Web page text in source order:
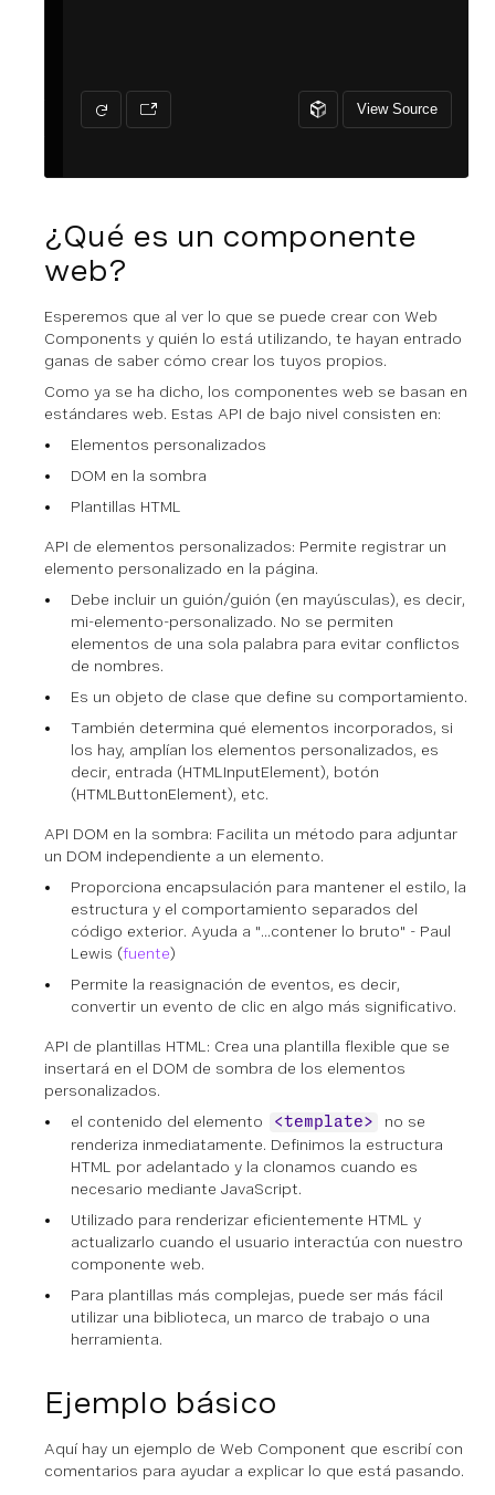
¿Qué es un componente
web?
Esperemos que al ver lo que se puede crear con Web
Components y quién lo está utilizando, te hayan entrado
ganas de saber cómo crear los tuyos propios.
Como ya se ha dicho, los componentes web se basan en
estándares web. Estas API de bajo nivel consisten en:
Elementos personalizados
DOM en la sombra
Plantillas HTML
API de elementos personalizados: Permite registrar un
elemento personalizado en la página.
Debe incluir un guión/guión (en mayúsculas), es decir,
mi-elemento-personalizado. No se permiten
elementos de una sola palabra para evitar conflictos
de nombres.
Es un objeto de clase que define su comportamiento.
También determina qué elementos incorporados, si
los hay, amplían los elementos personalizados, es
decir, entrada (HTMLInputElement), botón
(HTMLButtonElement), etc.
API DOM en la sombra: Facilita un método para adjuntar
un DOM independiente a un elemento.
Proporciona encapsulación para mantener el estilo, la
estructura y el comportamiento separados del
código exterior. Ayuda a "...contener lo bruto" - Paul
Lewis (fuente)
Permite la reasignación de eventos, es decir,
convertir un evento de clic en algo más significativo.
API de plantillas HTML: Crea una plantilla flexible que se
insertará en el DOM de sombra de los elementos
personalizados.
el contenido del elemento
<template>
no se
renderiza inmediatamente. Definimos la estructura
HTML por adelantado y la clonamos cuando es
necesario mediante JavaScript.
Utilizado para renderizar eficientemente HTML y
actualizarlo cuando el usuario interactúa con nuestro
componente web.
Para plantillas más complejas, puede ser más fácil
utilizar una biblioteca, un marco de trabajo o una
herramienta.
Ejemplo básico
Aquí hay un ejemplo de Web Component que escribí con
comentarios para ayudar a explicar lo que está pasando.